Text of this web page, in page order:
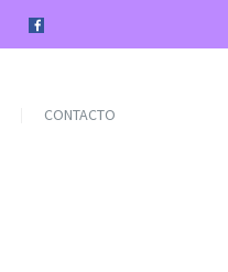
CONTACTO